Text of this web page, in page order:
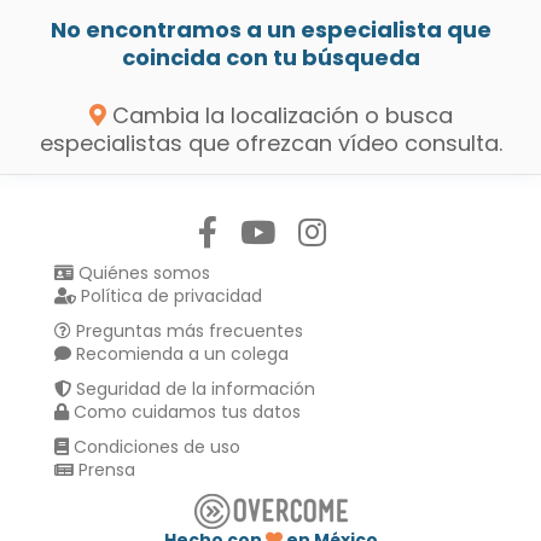
No encontramos a un especialista que
coincida con tu búsqueda
Cambia la localización o busca
especialistas que ofrezcan vídeo consulta.
Quiénes somos
Política de privacidad
Preguntas más frecuentes
Recomienda a un colega
Seguridad de la información
Como cuidamos tus datos
Condiciones de uso
Prensa